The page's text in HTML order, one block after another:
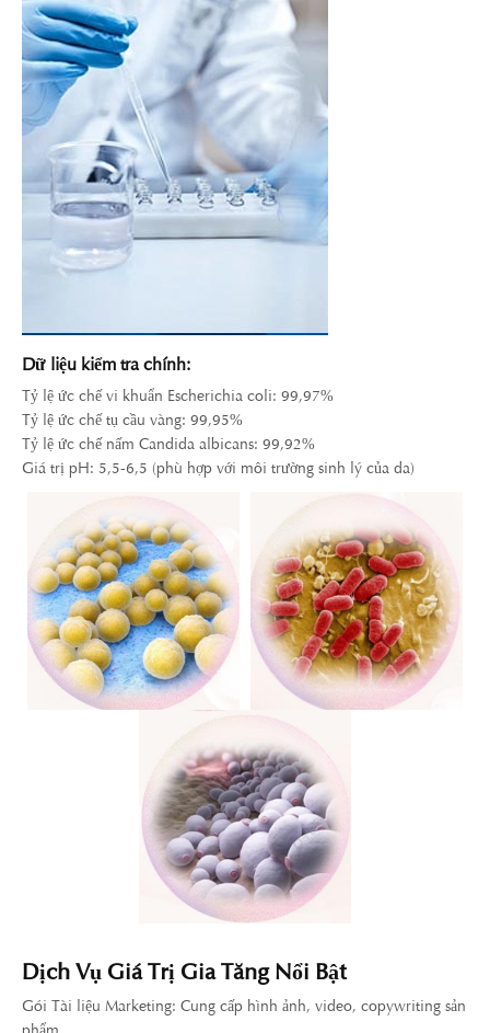
Dữ liệu kiểm tra chính:
Tỷ lệ ức chế vi khuẩn Escherichia coli: 99,97%
Tỷ lệ ức chế tụ cầu vàng: 99,95%
Tỷ lệ ức chế nấm Candida albicans: 99,92%
Giá trị pH: 5,5-6,5 (phù hợp với môi trường sinh lý của da)
Dịch Vụ Giá Trị Gia Tăng Nổi Bật
Gói Tài liệu Marketing: Cung cấp hình ảnh, video, copywriting sản